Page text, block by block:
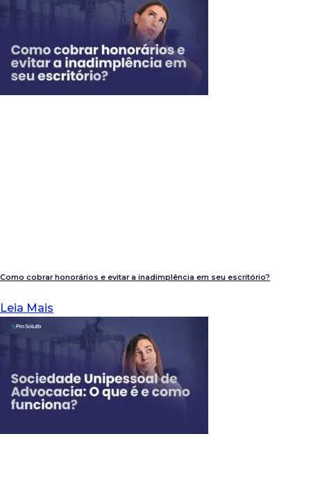
Como cobrar honorários e evitar a inadimplência em seu escritório?
Leia Mais